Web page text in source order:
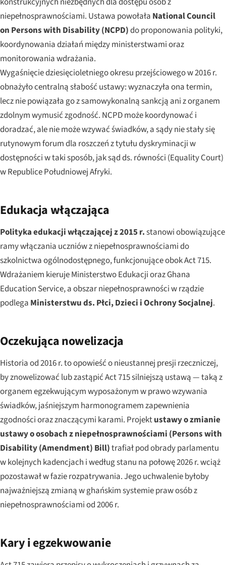
niepełnosprawnościami. Ustawa powołała National Council
on Persons with Disability (NCPD)do proponowania polityki,
koordynowania działań między ministerstwami oraz
monitorowania wdrażania.
Wygaśnięcie dziesięcioletniego okresu przejściowego w 2016 r.
obnażyło centralną słabość ustawy: wyznaczyła ona termin,
lecz nie powiązała go z samowykonalną sankcją ani z organem
zdolnym wymusić zgodność. NCPD może koordynować i
doradzać, ale nie może wzywać świadków, a sądy nie stały się
rutynowym forum dla roszczeń z tytułu dyskryminacji w
dostępności w taki sposób, jak sąd ds. równości (Equality Court)
w Republice Południowej Afryki.
Edukacja włączająca
Polityka edukacji włączającej z 2015 r.stanowi obowiązujące
ramy włączania uczniów z niepełnosprawnościami do
szkolnictwa ogólnodostępnego, funkcjonujące obok Act 715.
Wdrażaniem kieruje Ministerstwo Edukacji oraz Ghana
Education Service, a obszar niepełnosprawności w rządzie
podlega Ministerstwu ds. Płci, Dzieci i Ochrony Socjalnej.
Oczekująca nowelizacja
Historia od 2016 r. to opowieść o nieustannej presji rzeczniczej,
by znowelizować lub zastąpić Act 715 silniejszą ustawą — taką z
organem egzekwującym wyposażonym w prawo wzywania
świadków, jaśniejszym harmonogramem zapewnienia
zgodności oraz znaczącymi karami. Projektustawy o zmianie
ustawy o osobach z niepełnosprawnościami (Persons with
Disability (Amendment) Bill)trafiał pod obrady parlamentu
w kolejnych kadencjach i według stanu na połowę 2026 r. wciąż
pozostawał w fazie rozpatrywania. Jego uchwalenie byłoby
najważniejszą zmianą w ghańskim systemie praw osób z
niepełnosprawnościami od 2006 r.
Kary i egzekwowanie